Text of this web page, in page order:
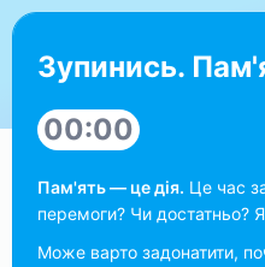
Work.ua
Перевірено
Альтер С,
Зупинись.
00:00
Пам'ять — це дія. Це час
перемоги? Чи достатньо?
Може варто задонатити,